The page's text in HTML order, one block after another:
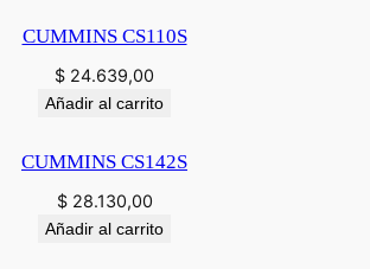
CUMMINS CS110S
$ 24.639,00
Añadir al carrito
CUMMINS CS142S
$28.130,00
Añadir al carrito